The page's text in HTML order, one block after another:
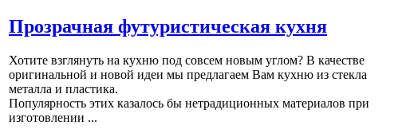
Прозрачная футуристическая кухня
Хотите взглянуть на кухню под совсем новым углом? В качестве
оригинальной и новой идеи мы предлагаем Вам кухню из стекла
металла и пластика.
Популярность этих казалось бы нетрадиционных материалов при
изготовлении ...